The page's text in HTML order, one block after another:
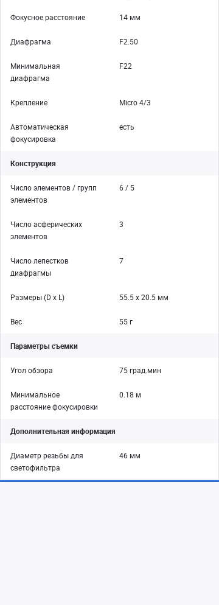
Фокусное расстояние 14 мм
Диафрагма F2.50
Минимальная
диафрагма
F22
Крепление Micro 4/3
Автоматическая
фокусировка
есть
Конструкция
Число элементов / групп
элементов
6 / 5
Число асферических
элементов
3
Число лепестков
диафрагмы
7
Размеры (D x L) 55.5 x 20.5 мм
Вес 55 г
Параметры съемки
Угол обзора 75 град.мин
Минимальное
расстояние фокусировки
0.18 м
Дополнительная информация
Диаметр резьбы для
светофильтра
46 мм